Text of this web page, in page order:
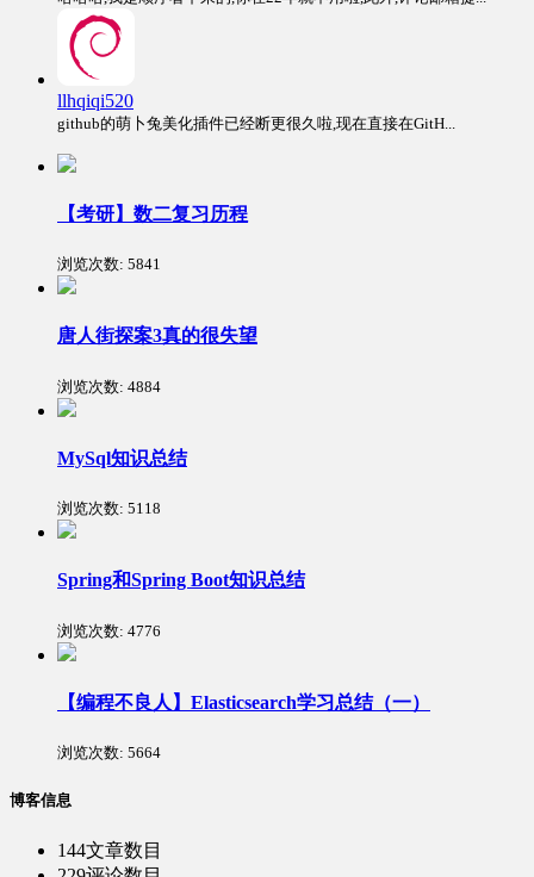
llhqiqi520
github的萌卜兔美化插件已经断更很久啦,现在直接在GitH...
【考研】数二复习历程
浏览次数: 5841
唐人街探案3真的很失望
浏览次数: 4884
MySql知识总结
浏览次数: 5118
Spring和Spring Boot知识总结
浏览次数: 4776
【编程不良人】Elasticsearch学习总结（一）
浏览次数: 5664
博客信息
144文章数目